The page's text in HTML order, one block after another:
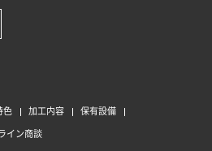
色 加工内容
保有設備
イン商談